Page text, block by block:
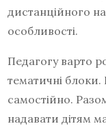
дистанційного
особливості.
Педагогу варто
тематичні
самостійно.
надавати дітям